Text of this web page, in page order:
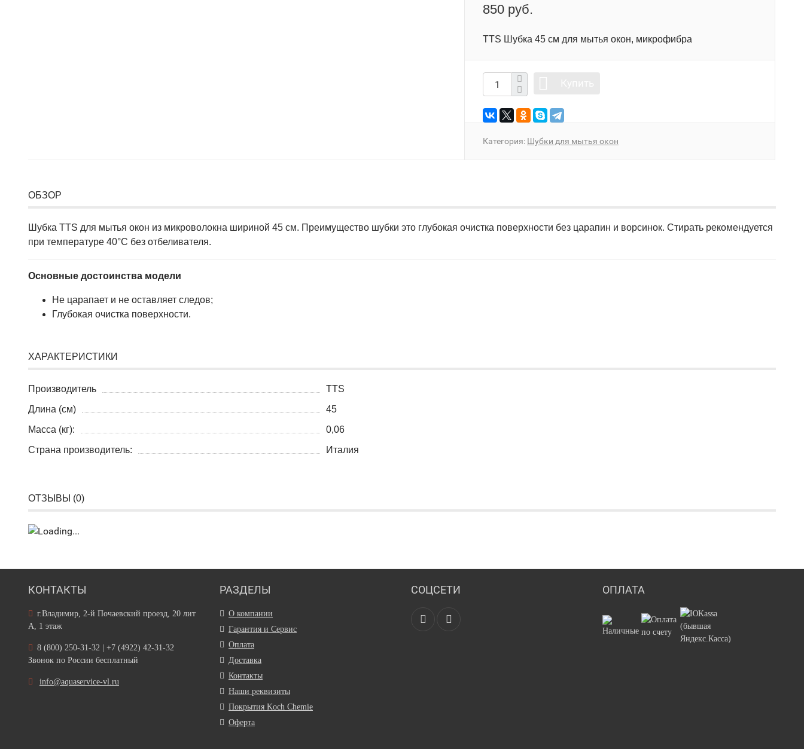
850 руб.
TTS Шубка 45 см для мытья окон, микрофибра
Категория: Шубки для мытья окон
ОБЗОР
Шубка TTS для мытья окон из микроволокна шириной 45 см. Преимущество шубки это глубокая очистка поверхности без царапин и ворсинок. Стирать рекомендуется
при температуре 40°C без отбеливателя.
Основные достоинства модели
Не царапает и не оставляет следов;
Глубокая очистка поверхности.
ХАРАКТЕРИСТИКИ
Производитель
TTS
Длина (см)
45
Масса (кг):
0,06
Страна производитель:
Италия
ОТЗЫВЫ (0)
КОНТАКТЫ
г.Владимир, 2-й Почаевский проезд, 20 лит
А, 1 этаж
8 (800) 250-31-32 | +7 (4922) 42-31-32
Звонок по России бесплатный
info@aquaservice-vl.ru
РАЗДЕЛЫ
О компании
Гарантия и Сервис
Оплата
Доставка
Контакты
Наши реквизиты
Покрытия Koch Chemie
Оферта
СОЦСЕТИ ОПЛАТА